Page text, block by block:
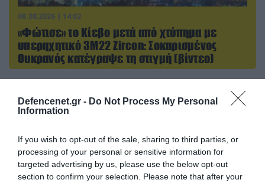
Defencenet.gr - Do Not Process My Personal
Information
If you wish to opt-out of the sale, sharing to third parties, or
processing of your personal or sensitive information for
targeted advertising by us, please use the below opt-out
section to confirm your selection. Please note that after your
08.08.2026 | 14:02
«Φώτισε» το Κίεβο μετά από χτύπημα με
υπερηχητικό 3M22 Zircon: Σοκαρισμένος
Ουκρανός κατέγραψε τη στιγμή (βίντεο)
ΠΟΛΙΤΙΚΗ